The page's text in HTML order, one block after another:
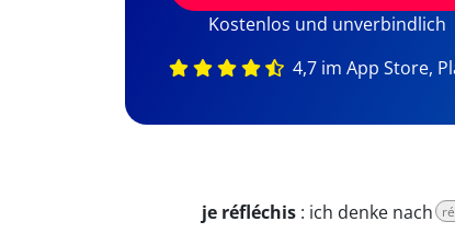
Kostenlos und unverbindlich
4,7 im App Store,
je réfléchis : ich denke nach